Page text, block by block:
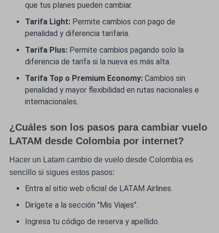
que tus planes pueden cambiar.
Tarifa Light: Permite cambios con pago de
penalidad y diferencia tarifaria.
Tarifa Plus:Permite cambios pagando solo la
diferencia de tarifa si la nueva es más alta.
Tarifa Top o Premium Economy: Cambios sin
penalidad y mayor flexibilidad en rutas nacionales e
internacionales.
¿Cuáles son los pasos para cambiar vuelo
LATAM desde Colombia por internet?
Hacer un Latam cambio de vuelo desde Colombia es
sencillo si sigues estos pasos:
Entra al sitio web oficial de LATAM Airlines.
Dirígete a la sección "Mis Viajes".
Ingresa tu código de reserva y apellido.